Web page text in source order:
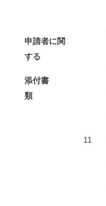
申請者に関
する
添付書
類
11